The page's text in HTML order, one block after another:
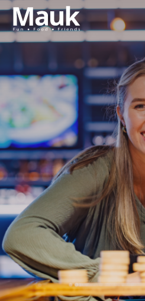
Activiteiten
Arrangementen
Eten & drinken
Overnachten
Meeting & Events
Contact